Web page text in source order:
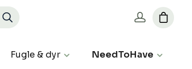
Fugle & dyr NeedToHave